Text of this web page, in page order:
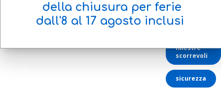
maniglie
per
finestre
finestre
scorrevoli
sicurezza
della chiusura per ferie
dall'8 al 17 agosto inclusi